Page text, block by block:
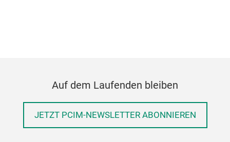
Auf dem Laufenden bleiben
JETZT PCIM-NEWSLETTER ABONNIEREN